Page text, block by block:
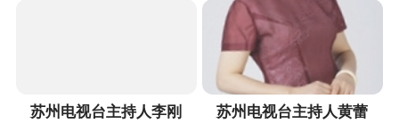
苏州电视台主持人李刚 苏州电视台主持人黄蕾